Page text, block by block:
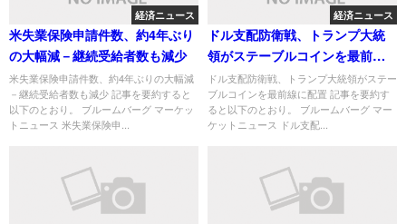
経済ニュース
米失業保険申請件数、約4年ぶり
の大幅減－継続受給者数も減少
米失業保険申請件数、約4年ぶりの大幅減
－継続受給者数も減少 記事を要約すると
以下のとおり。 ブルームバーグ マーケッ
トニュース 米失業保険申...
経済ニュース
ドル支配防衛戦、トランプ大統
領がステーブルコインを最前線
に配置
ドル支配防衛戦、トランプ大統領がステー
ブルコインを最前線に配置 記事を要約す
ると以下のとおり。 ブルームバーグ マー
ケットニュース ドル支配...